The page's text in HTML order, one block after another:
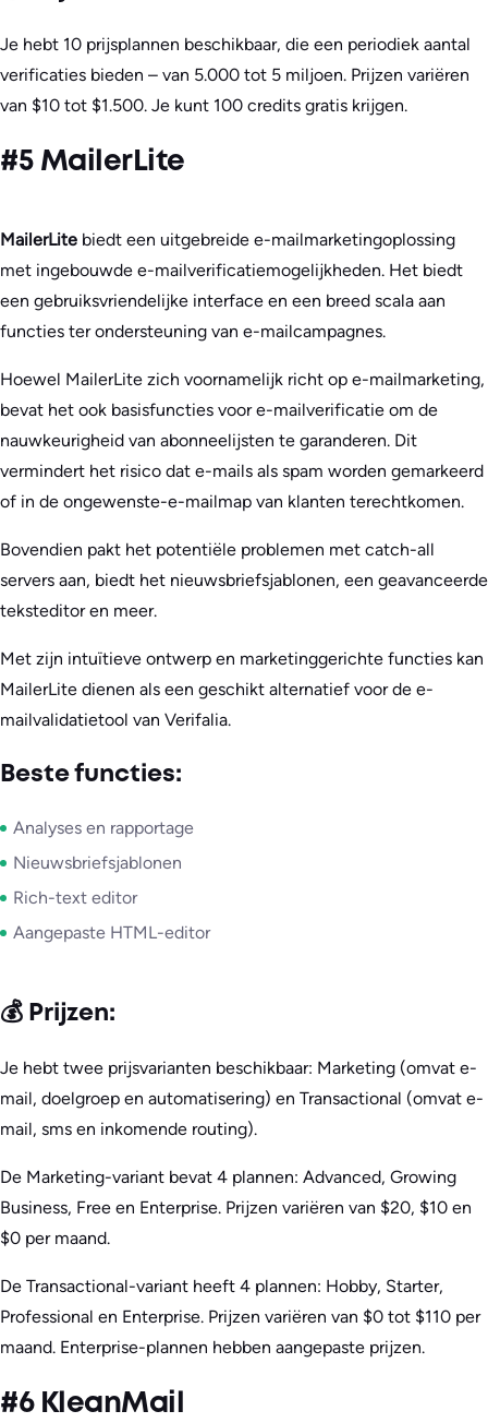
Je hebt 10 prijsplannen beschikbaar, die een periodiek aantal
verificaties bieden – van 5.000 tot 5 miljoen. Prijzen variëren
van $10 tot $1.500. Je kunt 100 credits gratis krijgen.
#5 MailerLite
MailerLite biedt een uitgebreide e-mailmarketingoplossing
met ingebouwde e-mailverificatiemogelijkheden. Het biedt
een gebruiksvriendelijke interface en een breed scala aan
functies ter ondersteuning van e-mailcampagnes.
Hoewel MailerLite zich voornamelijk richt op e-mailmarketing,
bevat het ook basisfuncties voor e-mailverificatie om de
nauwkeurigheid van abonneelijsten te garanderen. Dit
vermindert het risico dat e-mails als spam worden gemarkeerd
of in de ongewenste-e-mailmap van klanten terechtkomen.
Bovendien pakt het potentiële problemen met catch-all
servers aan, biedt het nieuwsbriefsjablonen, een geavanceerde
teksteditor en meer.
Met zijn intuïtieve ontwerp en marketinggerichte functies kan
MailerLite dienen als een geschikt alternatief voor de e-
mailvalidatietool van Verifalia.
Beste functies:
Analyses en rapportage
Nieuwsbriefsjablonen
Rich-text editor
Aangepaste HTML-editor
💰 Prijzen:
Je hebt twee prijsvarianten beschikbaar: Marketing (omvat e-
mail, doelgroep en automatisering) en Transactional (omvat e-
mail, sms en inkomende routing).
De Marketing-variant bevat 4 plannen: Advanced, Growing
Business, Free en Enterprise. Prijzen variëren van $20, $10 en
$0 per maand.
De Transactional-variant heeft 4 plannen: Hobby, Starter,
Professional en Enterprise. Prijzen variëren van $0 tot $110 per
maand. Enterprise-plannen hebben aangepaste prijzen.
#6 KleanMail